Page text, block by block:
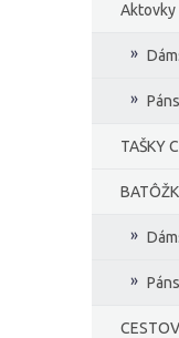
Aktovky
TAŠKY